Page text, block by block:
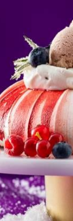
ontstaan.
de bovenkant van
naar 120°C en
2 uur tot hij
nacht in de gesloten
Bestrijk de
de gesuikerde
schil van de
om te kloppen,
schepbaar
erop en